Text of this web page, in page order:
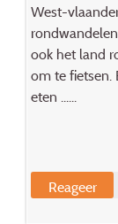
West-
ook het land
om te fietsen.
eten ......
Reageer